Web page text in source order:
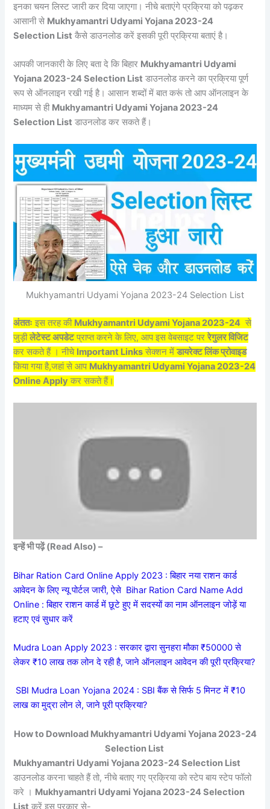
इनका चयन लिस्ट जारी कर दिया जाएगा। नीचे बताएंगे प्रक्रिया को पढ़कर
आसानी से Mukhyamantri Udyami Yojana 2023-24
Selection List कैसे डाउनलोड करें इसकी पूरी प्रक्रिया बताएं है।
आपकी जानकारी के लिए बता दे कि बिहार Mukhyamantri Udyami
Yojana 2023-24 Selection List डाउनलोड करने का प्रक्रिया पूर्ण
रूप से ऑनलाइन रखी गई है। आसान शब्दों में बात करूं तो आप ऑनलाइन के
माध्यम से ही Mukhyamantri Udyami Yojana 2023-24
Selection List डाउनलोड कर सकते हैं।
Mukhyamantri Udyami Yojana 2023-24 Selection List
अंततः इस तरह की Mukhyamantri Udyami Yojana 2023-24 से
जुड़ीलेटेस्ट अपडेटप्राप्त करने के लिए, आप इस वेबसाइट पररेगुलर विजिट
कर सकते हैं । नीचे Important Links सेक्शन मेंडायरेक्ट लिंक प्रोवाइड
किया गया है,जहां से आप Mukhyamantri Udyami Yojana 2023-24
Online Apply कर सकते हैं।
इन्हें भी पढ़ें (Read Also) –
Bihar Ration Card Online Apply 2023 : बिहार नया राशन कार्ड
आवेदन के लिए न्यू पोर्टल जारी, ऐसे Bihar Ration Card Name Add
Online : बिहार राशन कार्ड में छूटे हुए में सदस्यों का नाम ऑनलाइन जोड़ें या
हटाए एवं सुधार करें
Mudra Loan Apply 2023 : सरकार द्वारा सुनहरा मौका ₹50000 से
लेकर ₹10 लाख तक लोन दे रही है, जाने ऑनलाइन आवेदन की पूरी प्रक्रिया?
SBI Mudra Loan Yojana 2024 : SBI बैंक से सिर्फ 5 मिनट में ₹10
लाख का मुद्रा लोन ले, जाने पूरी प्रक्रिया?
How to Download Mukhyamantri Udyami Yojana 2023-24
Selection List
Mukhyamantri Udyami Yojana 2023-24 Selection List
डाउनलोड करना चाहते हैं तो, नीचे बताए गए प्रक्रिया को स्टेप बाय स्टेप फॉलो
करे । Mukhyamantri Udyami Yojana 2023-24 Selection
List करें इस प्रकार से-